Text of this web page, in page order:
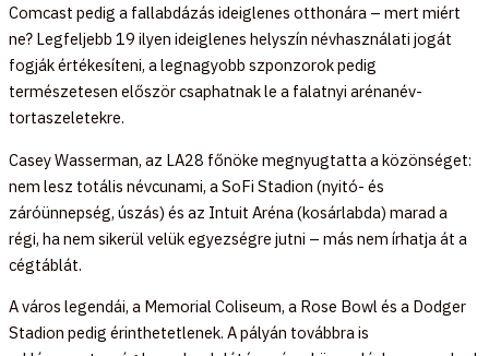
Comcast pedig a fallabdázás ideiglenes otthonára – mert miért
ne? Legfeljebb 19 ilyen ideiglenes helyszín névhasználati jogát
fogják értékesíteni, a legnagyobb szponzorok pedig
természetesen először csaphatnak le a falatnyi arénanév-
tortaszeletekre.
Casey Wasserman, az LA28 főnöke megnyugtatta a közönséget:
nem lesz totális névcunami, a SoFi Stadion (nyitó- és
záróünnepség, úszás) és az Intuit Aréna (kosárlabda) marad a
régi, ha nem sikerül velük egyezségre jutni – más nem írhatja át a
cégtáblát.
A város legendái, a Memorial Coliseum, a Rose Bowl és a Dodger
Stadion pedig érinthetetlenek. A pályán továbbra is